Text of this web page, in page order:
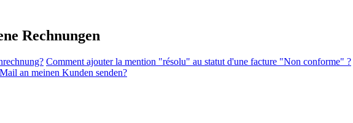
Rechnungen
Comment ajouter la mention "résolu" au statut d'une facture "Non conforme" ?
an meinen Kunden senden?